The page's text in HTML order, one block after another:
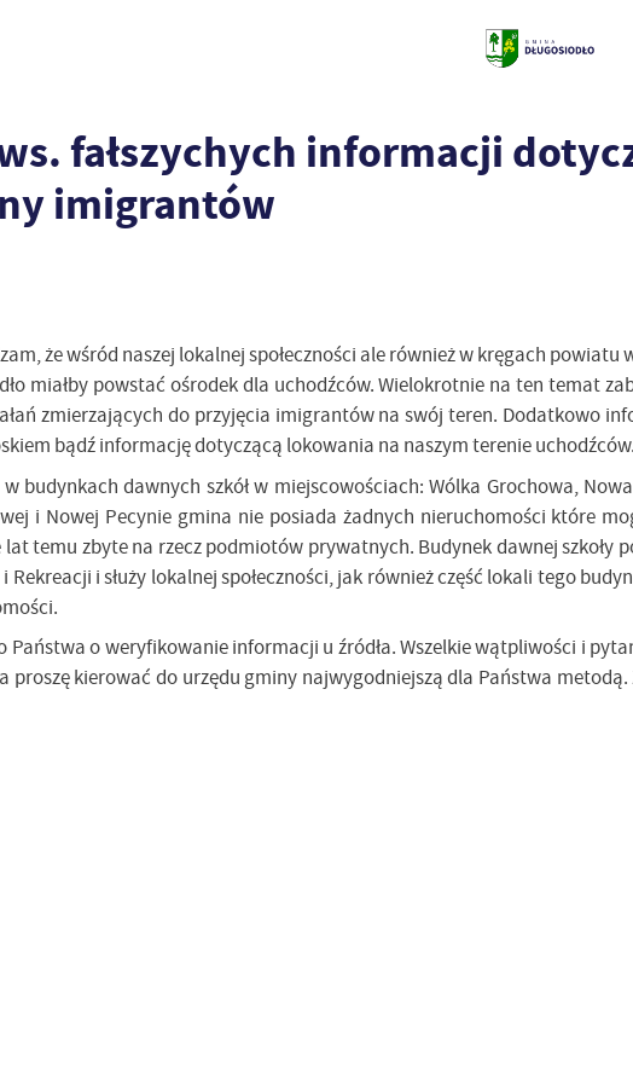
fałszychych informacji
imigrantów
że wśród naszej lokalnej społeczności ale również w kręgach
miałby powstać ośrodek dla uchodźców. Wielokrotnie na ten temat
zmierzających do przyjęcia imigrantów na swój teren. Dodatkowo
bądź informację dotyczącą lokowania na naszym terenie uchodźców.
budynkach dawnych szkół w miejscowościach: Wólka Grochowa,
i Nowej Pecynie gmina nie posiada żadnych nieruchomości które
lat temu zbyte na rzecz podmiotów prywatnych. Budynek dawnej szkoły
i służy lokalnej społeczności, jak również część lokali tego
Państwa o weryfikowanie informacji u źródła. Wszelkie wątpliwości i
kierować do urzędu gminy najwygodniejszą dla Państwa